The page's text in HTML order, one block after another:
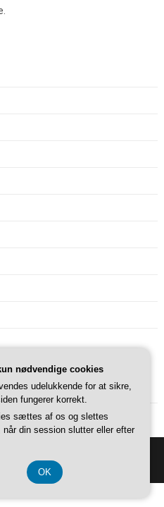
Top ↑
nødvendige cookies
udelukkende for at sikre,
fungerer korrekt.
sættes af os og slettes
når din session slutter eller efter
OK